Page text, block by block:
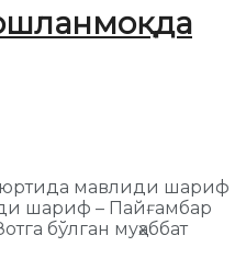
юртида мавлиди шариф
шариф – Пайғамбар
бўлган муҳаббат